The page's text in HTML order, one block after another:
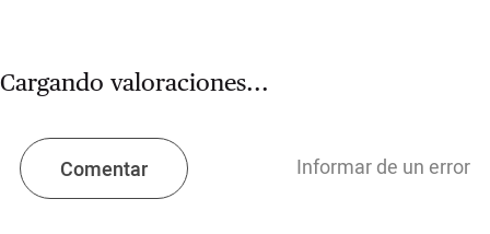
Cargando valoraciones...
Comentar Informar de un error